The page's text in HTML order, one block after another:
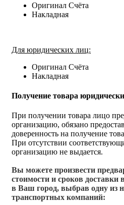
Оригинал Счёта
Накладная
Для юридических лиц:
Оригинал Счёта
Накладная
Получение товара
При получении товара лицо
организацию, обязано
доверенность на получение
При отсутствии
организацию не выдается.
Вы можете произвести
стоимости и сроков
в Ваш город, выбрав одну из
транспортных компаний: